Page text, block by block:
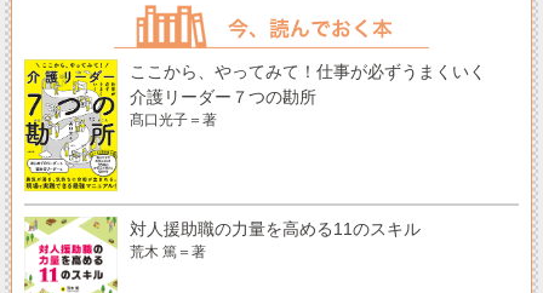
ここから、やってみて！仕事が必ずうまくいく
介護リーダー７つの勘所
髙口光子＝著
対人援助職の力量を高める11のスキル
荒木 篤＝著